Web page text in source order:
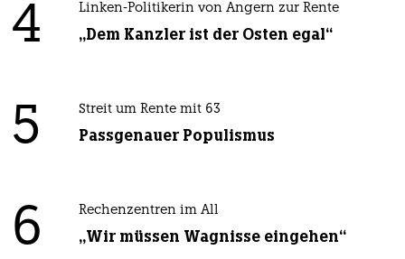
4 Linken-Politikerin von Angern zur Rente
„Dem Kanzler ist der Osten egal“
5 Streit um Rente mit 63
Passgenauer Populismus
6 Rechenzentren im All
„Wir müssen Wagnisse eingehen“